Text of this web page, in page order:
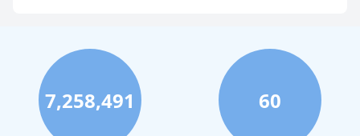
Luxushotels in Stuttgart
Luxushotels auf Gran Canaria
Luxushotels auf Mykonos
Luxushotels in Bozen
7,258,491 60